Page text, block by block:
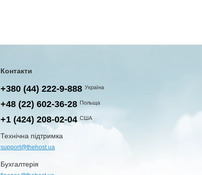
Контакти
+380 (44) 222-9-888 Україна
+48 (22) 602-36-28 Польща
+1 (424) 208-02-04 США
Технічна підтримка
support@thehost.ua
Бухгалтерія